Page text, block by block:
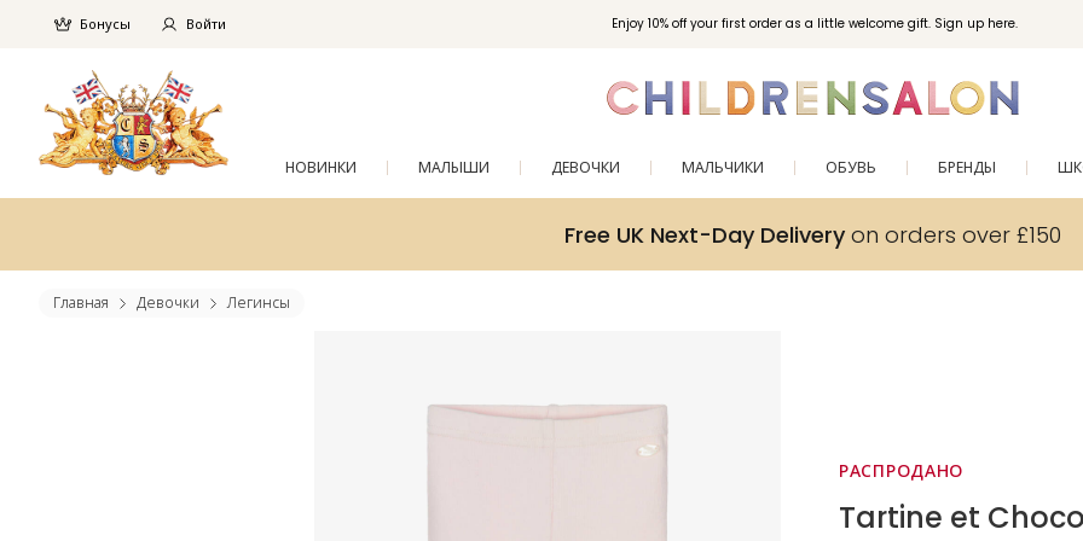
Enjoy 10% off your first order as a little welcome gift. Sign up here.
Бонусы Войти
НОВИНКИ МАЛЫШИ ДЕВОЧКИ МАЛЬЧИКИ ОБУВЬ БРЕНДЫ
Free UK Next-Day Deliveryon orders over £150
Главная Девочки Легинсы
РАСПРОДАНО
Tartine et